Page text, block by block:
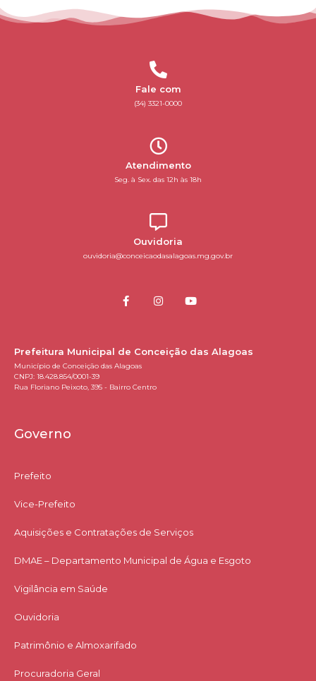
Fale com
(34) 3321-0000
Atendimento
Seg. à Sex. das 12h às 18h
Ouvidoria
ouvidoria@conceicaodasalagoas.mg.gov.br
Prefeitura Municipal de Conceição das Alagoas
Município de Conceição das Alagoas
CNPJ: 18.428.854/0001-39
Rua Floriano Peixoto, 395 - Bairro Centro
Governo
Prefeito
Vice-Prefeito
Aquisições e Contratações de Serviços​
DMAE – Departamento Municipal de Água e Esgoto
Vigilância em Saúde
Ouvidoria
Patrimônio e Almoxarifado
Procuradoria Geral